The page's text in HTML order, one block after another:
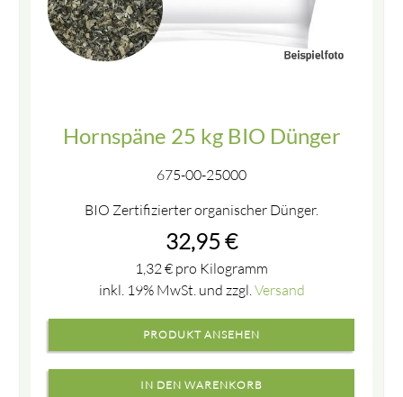
Hornspäne 25 kg BIO Dünger
675-00-25000
BIO Zertifizierter organischer Dünger.
32,95 €
1,32€ pro Kilogramm
inkl. 19% MwSt. und zzgl.Versand
PRODUKT ANSEHEN